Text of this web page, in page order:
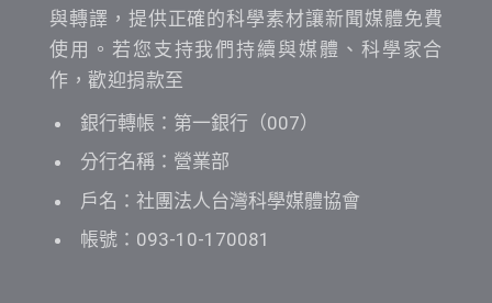
與轉譯，提供正確的科學素材讓新聞媒體免費
使用。若您支持我們持續與媒體、科學家合
作，歡迎捐款至
銀行轉帳：第一銀行（007）
分行名稱：營業部
戶名：社團法人台灣科學媒體協會
帳號：093-10-170081